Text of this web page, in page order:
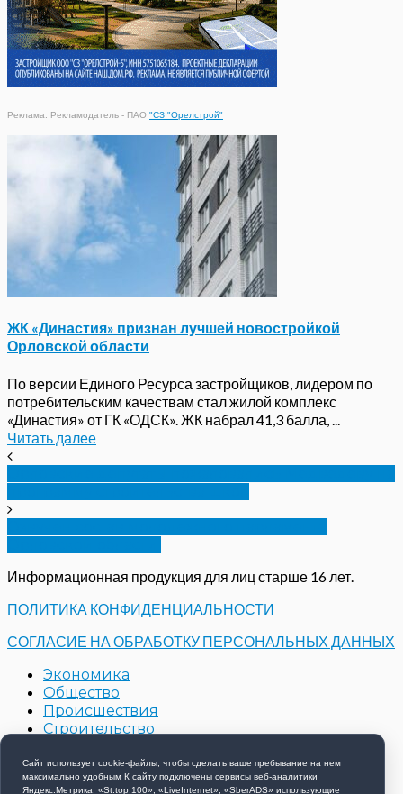
Реклама. Рекламодатель - ПАО "СЗ "Орелстрой"
ЖК «Династия» признан лучшей новостройкой
Орловской области
По версии Единого Ресурса застройщиков, лидером по
потребительским качествам стал жилой комплекс
«Династия» от ГК «ОДСК». ЖК набрал 41,3 балла, ...
Читать далее
Информационная продукция для лиц старше 16 лет.
ПОЛИТИКА КОНФИДЕНЦИАЛЬНОСТИ
СОГЛАСИЕ НА ОБРАБОТКУ ПЕРСОНАЛЬНЫХ ДАННЫХ
Экономика
Общество
Происшествия
Строительство
Новости компаний
Сайт использует cookie-файлы, чтобы сделать ваше пребывание на нем
максимально удобным К cайту подключены сервисы веб-аналитики
Яндекс.Метрика, «St.top.100», «LiveInternet», «SberADS» использующиe